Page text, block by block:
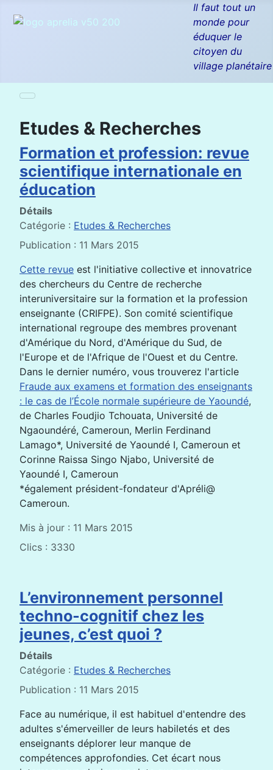
Il faut tout un
monde pour
éduquer le
citoyen du
village planétaire
Etudes & Recherches
Formation et profession: revue
scientifique internationale en
éducation
Détails
Catégorie : Etudes & Recherches
Publication : 11 Mars 2015
Cette revue est l'initiative collective et innovatrice
des chercheurs du Centre de recherche
interuniversitaire sur la formation et la profession
enseignante (CRIFPE). Son comité scientifique
international regroupe des membres provenant
d'Amérique du Nord, d'Amérique du Sud, de
l'Europe et de l'Afrique de l'Ouest et du Centre.
Dans le dernier numéro, vous trouverez l'article
Fraude aux examens et formation des enseignants
: le cas de l’École normale supérieure de Yaoundé,
de Charles Foudjio Tchouata, Université de
Ngaoundéré, Cameroun, Merlin Ferdinand
Lamago*, Université de Yaoundé I, Cameroun et
Corinne Raissa Singo Njabo, Université de
Yaoundé I, Cameroun
*également président-fondateur d'Apréli@
Cameroun.
Mis à jour : 11 Mars 2015
Clics : 3330
L’environnement personnel
techno-cognitif chez les
jeunes, c’est quoi ?
Détails
Catégorie : Etudes & Recherches
Publication : 11 Mars 2015
Face au numérique, il est habituel d'entendre des
adultes s'émerveiller de leurs habiletés et des
enseignants déplorer leur manque de
compétences approfondies. Cet écart nous